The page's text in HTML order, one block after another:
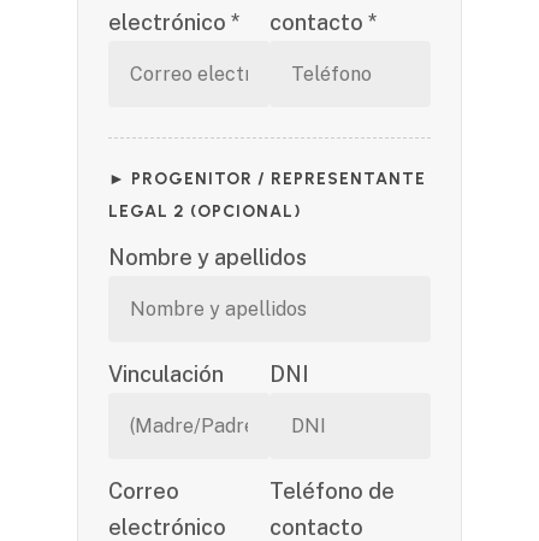
electrónico *
contacto *
► PROGENITOR / REPRESENTANTE
LEGAL 2 (OPCIONAL)
Nombre y apellidos
Vinculación DNI
Correo
electrónico
Teléfono de
contacto